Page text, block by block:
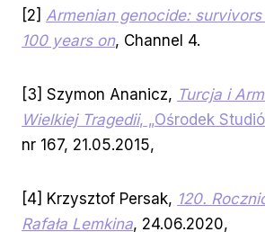
[2] Armenian genocide:
100 years on, Channel 4.
[3] Szymon Ananicz, Turcja i
Wielkiej Tragedii, „Ośrodek
nr 167, 21.05.2015,
[4] Krzysztof Persak, 120.
Rafała Lemkina, 24.06.2020,